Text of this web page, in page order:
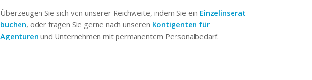
Überzeugen Sie sich von unserer Reichweite, indem Sie ein Einzelinserat
buchen, oder fragen Sie gerne nach unseren Kontigenten für
Agenturen und Unternehmen mit permanentem Personalbedarf.